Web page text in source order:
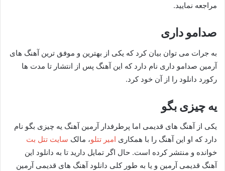
مراجعه نمایید.
صدامو داری
به جرات می توان بیان کرد که یکی از بهترین و موفق ترین آهنگ های
آرمین صدامو داری نام دارد که این آهنگ پس از انتشار تا مدت ها
رکورد دانلود را از آن خود کرد.
یه چیزی بگو
یکی از آهنگ های قدیمی اما پرطرفدار آرمین آهنگ یه چیزی بگو نام
دارد که او این آهنگ را با همکاری امیر تتلو، مالک سایت تتل بت
خوانده و منتشر کرده است. حال اگر تمایل دارید تا به دانلود این
آهنگ قدیمی آرمین و یا به طور کلی دانلود آهنگ های قدیمی آرمین